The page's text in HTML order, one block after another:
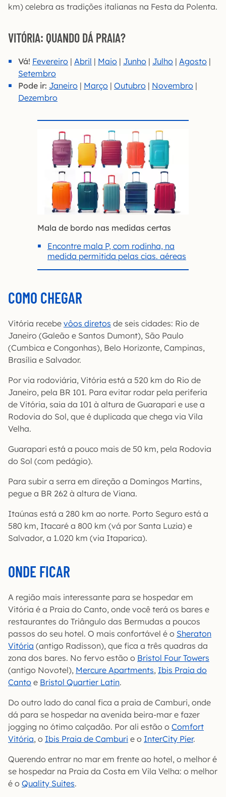
km) celebra as tradições italianas na Festa da Polenta.
VITÓRIA: QUANDO DÁ PRAIA?
Vá! Fevereiro | Abril | Maio | Junho | Julho | Agosto |
Setembro
Pode ir: Janeiro | Março | Outubro | Novembro |
Dezembro
Mala de bordo nas medidas certas
Encontre mala P, com rodinha, na
medida permitida pelas cias. aéreas
COMO CHEGAR
Vitória recebe vôos diretos de seis cidades: Rio de
Janeiro (Galeão e Santos Dumont), São Paulo
(Cumbica e Congonhas), Belo Horizonte, Campinas,
Brasília e Salvador.
Por via rodoviária, Vitória está a 520 km do Rio de
Janeiro, pela BR 101. Para evitar rodar pela periferia
de Vitória, saia da 101 à altura de Guarapari e use a
Rodovia do Sol, que é duplicada que chega via Vila
Velha.
Guarapari está a pouco mais de 50 km, pela Rodovia
do Sol (com pedágio).
Para subir a serra em direção a Domingos Martins,
pegue a BR 262 à altura de Viana.
Itaúnas está a 280 km ao norte. Porto Seguro está a
580 km, Itacaré a 800 km (vá por Santa Luzia) e
Salvador, a 1.020 km (via Itaparica).
ONDE FICAR
A região mais interessante para se hospedar em
Vitória é a Praia do Canto, onde você terá os bares e
restaurantes do Triângulo das Bermudas a poucos
passos do seu hotel. O mais confortável é o Sheraton
Vitória (antigo Radisson), que fica a três quadras da
zona dos bares. No fervo estão o Bristol Four Towers
(antigo Novotel), Mercure Apartments, Ibis Praia do
Canto e Bristol Quartier Latin.
Do outro lado do canal fica a praia de Camburi, onde
dá para se hospedar na avenida beira-mar e fazer
jogging no ótimo calçadão. Por ali estão o Comfort
Vitória, o Ibis Praia de Camburi e o InterCity Píer.
Querendo entrar no mar em frente ao hotel, o melhor é
se hospedar na Praia da Costa em Vila Velha: o melhor
é o Quality Suites.